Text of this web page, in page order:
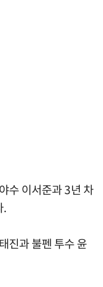
수 이서준과 3년 차
.
진과 불펜 투수 윤